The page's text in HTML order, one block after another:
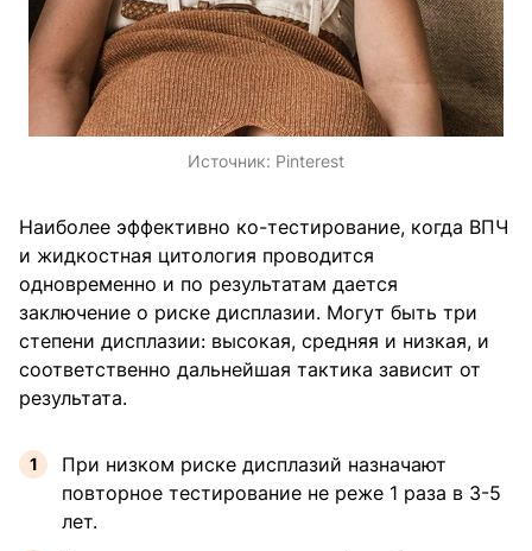
Источник: Pinterest
Наиболее эффективно ко-тестирование, когда ВПЧ
и жидкостная цитология проводится
одновременно и по результатам дается
заключение о риске дисплазии. Могут быть три
степени дисплазии: высокая, средняя и низкая, и
соответственно дальнейшая тактика зависит от
результата.
При низком риске дисплазий назначают
повторное тестирование не реже 1 раза в 3-5
лет.